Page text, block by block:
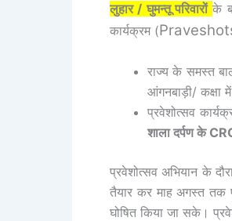
लुहार / घुमन्तू परिवारों के
कार्यक्रम (
राज्य के समस्त
आंगनबाड़ी/ कक्षा
प्रवेशोत्सव
शाला दर्पण के
प्रवेशोत्सव अभियान के
तैयार कर माह अगस्त तक
घोषित किया जा सके।